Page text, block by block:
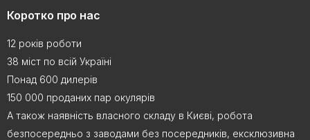
Коротко про нас
12 років роботи
38 міст по всій Україні
Понад 600 дилерів
150 000 проданих пар окулярів
А також наявність власного складу в Києві, робота
безпосередньо з заводами без посередників, ексклюзивна